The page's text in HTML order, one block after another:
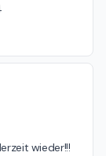
wieder!!!